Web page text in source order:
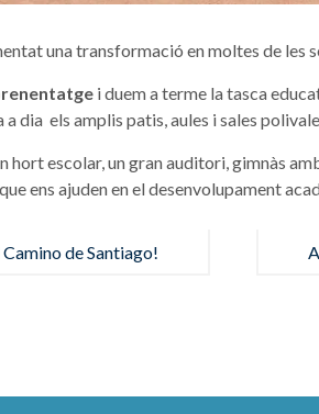
una transformació en moltes de les
i duem a terme la tasca
dia els amplis patis, aules i sales
hort escolar, un gran auditori, gimnàs
ens ajuden en el desenvolupament
Camino de Santiago!